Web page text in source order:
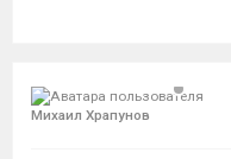
Михаил Храпунов